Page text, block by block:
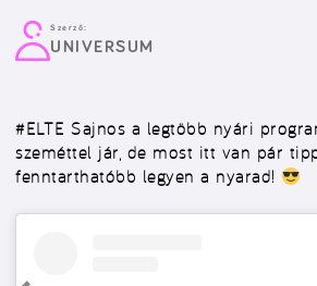
Szerző:
UNIVERSUM
#ELTE Sajnos a legtöbb nyári
szeméttel jár, de most itt van pár
fenntarthatóbb legyen a nyarad!